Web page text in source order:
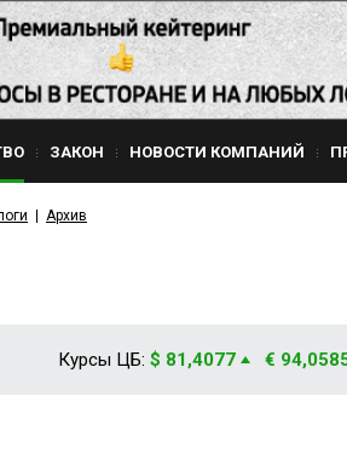
ЗАКОН НОВОСТИ КОМПАНИЙ
Архив
Курсы ЦБ: $ 81,4077 €